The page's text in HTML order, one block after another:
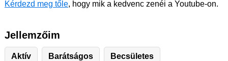
Kérdezd meg tőle, hogy mik a kedvenc zenéi a Youtube-on.
Jellemzőim
Aktív Barátságos Becsületes